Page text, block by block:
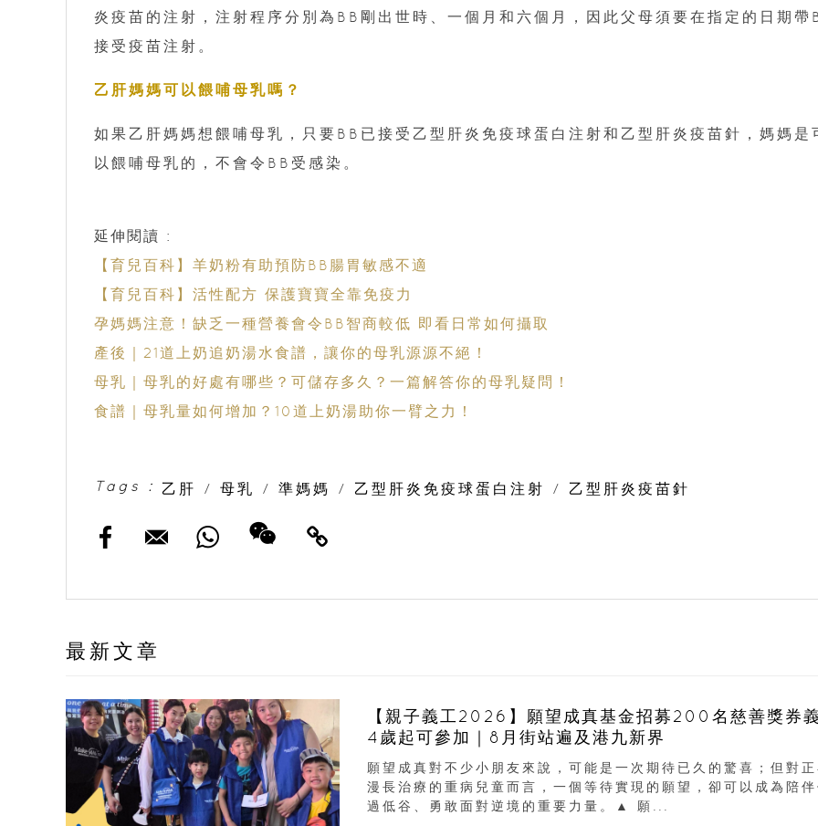
炎疫苗的注射，注射程序分別為BB剛出世時、一個月和六個月，因此父母須要在指定的日期帶
接受疫苗注射。
乙肝媽媽可以餵哺母乳嗎？
如果乙肝媽媽想餵哺母乳，只要BB已接受乙型肝炎免疫球蛋白注射和乙型肝炎疫苗針，媽媽是
以餵哺母乳的，不會令BB受感染。
延伸閱讀 :
【育兒百科】羊奶粉有助預防BB腸胃敏感不適
【育兒百科】活性配方 保護寶寶全靠免疫力
孕媽媽注意！缺乏一種營養會令BB智商較低 即看日常如何攝取
產後｜21道上奶追奶湯水食譜，讓你的母乳源源不絕！
母乳｜母乳的好處有哪些？可儲存多久？一篇解答你的母乳疑問！
食譜｜母乳量如何增加？10道上奶湯助你一臂之力！
Tags : 乙肝 / 母乳 / 準媽媽 / 乙型肝炎免疫球蛋白注射 / 乙型肝炎疫苗針
最新文章
【親子義工2026】願望成真基金招募200名慈善獎券
4歲起可參加｜8月街站遍及港九新界
願望成真對不少小朋友來說，可能是一次期待已久的驚喜；但對
漫長治療的重病兒童而言，一個等待實現的願望，卻可以成為陪
過低谷、勇敢面對逆境的重要力量。▲ 願...